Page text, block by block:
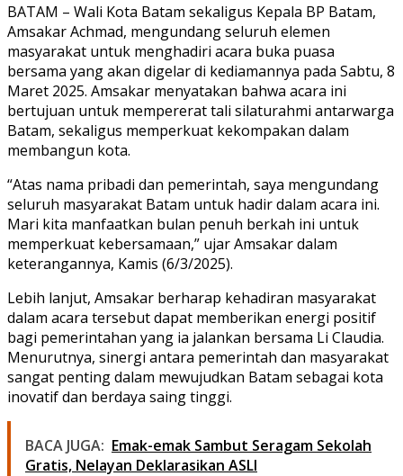
BATAM – Wali Kota Batam sekaligus Kepala BP Batam,
Amsakar Achmad, mengundang seluruh elemen
masyarakat untuk menghadiri acara buka puasa
bersama yang akan digelar di kediamannya pada Sabtu, 8
Maret 2025. Amsakar menyatakan bahwa acara ini
bertujuan untuk mempererat tali silaturahmi antarwarga
Batam, sekaligus memperkuat kekompakan dalam
membangun kota.
“Atas nama pribadi dan pemerintah, saya mengundang
seluruh masyarakat Batam untuk hadir dalam acara ini.
Mari kita manfaatkan bulan penuh berkah ini untuk
memperkuat kebersamaan,” ujar Amsakar dalam
keterangannya, Kamis (6/3/2025).
Lebih lanjut, Amsakar berharap kehadiran masyarakat
dalam acara tersebut dapat memberikan energi positif
bagi pemerintahan yang ia jalankan bersama Li Claudia.
Menurutnya, sinergi antara pemerintah dan masyarakat
sangat penting dalam mewujudkan Batam sebagai kota
inovatif dan berdaya saing tinggi.
BACA JUGA: Emak-emak Sambut Seragam Sekolah
Gratis, Nelayan Deklarasikan ASLI